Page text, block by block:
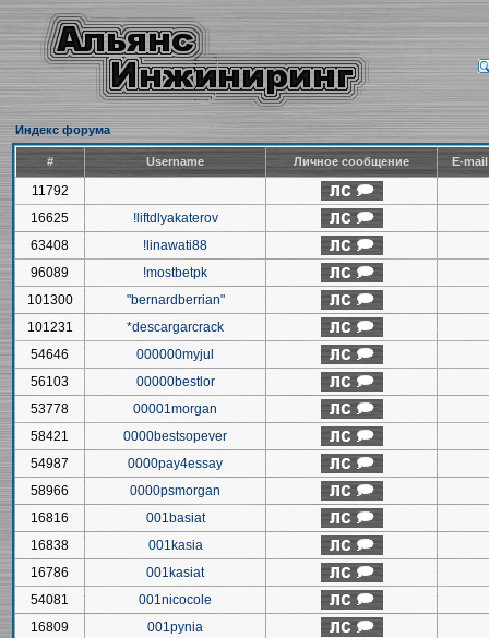
Индекс форума
# Username Личное сообщение E-
11792
16625
!liftdlyakaterov
63408
!linawati88
96089
!mostbetpk
101300
"bernardberrian"
101231
*descargarcrack
54646
000000myjul
56103
00000bestlor
53778
00001morgan
58421
0000bestsopever
54987
0000pay4essay
58966
0000psmorgan
16816
001basiat
16838
001kasia
16786
001kasiat
54081
001nicocole
16809
001pynia